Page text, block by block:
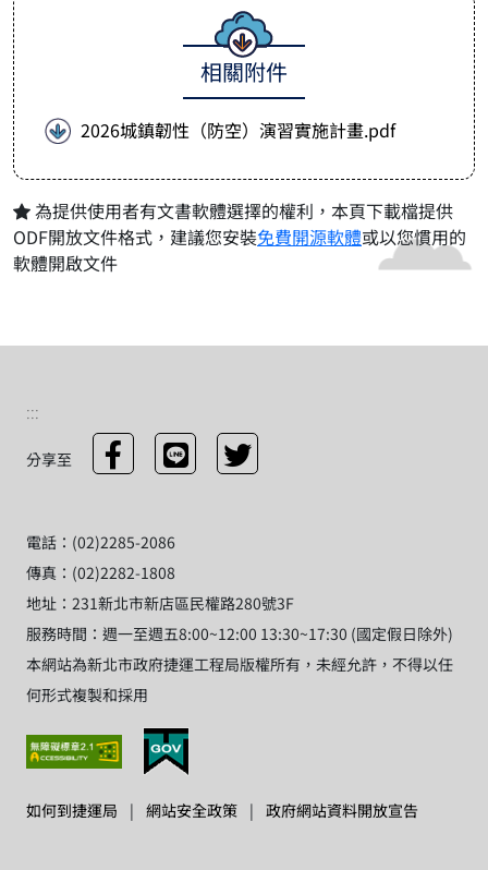
相關附件
2026城鎮韌性（防空）演習實施計畫.pdf
為提供使用者有文書軟體選擇的權利，本頁下載檔提供
ODF開放文件格式，建議您安裝免費開源軟體或以您慣用的
軟體開啟文件
:::
分享至
電話：(02)2285-2086
傳真：(02)2282-1808
地址：231新北市新店區民權路280號3F
服務時間：週一至週五8:00~12:00 13:30~17:30 (國定假日除外)
本網站為新北市政府捷運工程局版權所有，未經允許，不得以任
何形式複製和採用
如何到捷運局 | 網站安全政策 | 政府網站資料開放宣告